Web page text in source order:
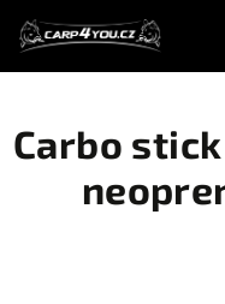
obsah
Carbo